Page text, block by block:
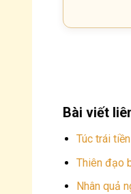
Bài viết
Túc trái
Thiên đạo
Nhân quả